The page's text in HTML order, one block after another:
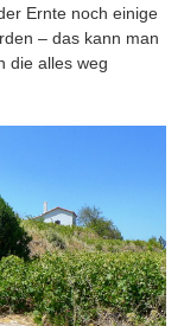
Ernte noch einige
– das kann man
die alles weg